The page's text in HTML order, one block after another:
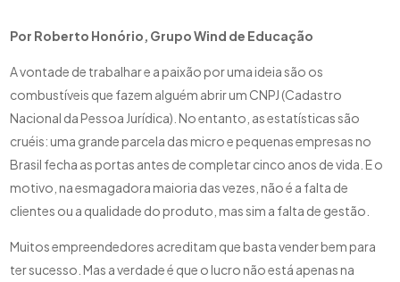
Por Roberto Honório, Grupo Wind de Educação
A vontade de trabalhar e a paixão por uma ideia são os
combustíveis que fazem alguém abrir um CNPJ (Cadastro
Nacional da Pessoa Jurídica). No entanto, as estatísticas são
cruéis: uma grande parcela das micro e pequenas empresas no
Brasil fecha as portas antes de completar cinco anos de vida. E o
motivo, na esmagadora maioria das vezes, não é a falta de
clientes ou a qualidade do produto, mas sim a falta de gestão.
Muitos empreendedores acreditam que basta vender bem para
ter sucesso. Mas a verdade é que o lucro não está apenas na